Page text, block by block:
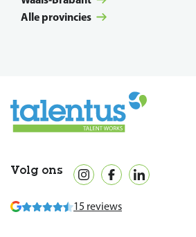
Alle provincies
Volg ons
15 reviews